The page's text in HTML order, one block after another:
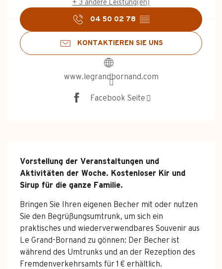
+ 3 andere Leistung(en)
04 50 02 78 ▒▒
KONTAKTIEREN SIE UNS
www.legrandbornand.com
Facebook Seite
Beschreibung
Vorstellung der Veranstaltungen und
Aktivitäten der Woche. Kostenloser Kir und
Sirup für die ganze Familie.
Bringen Sie Ihren eigenen Becher mit oder nutzen
Sie den Begrüßungsumtrunk, um sich ein
praktisches und wiederverwendbares Souvenir aus
Le Grand-Bornand zu gönnen: Der Becher ist
während des Umtrunks und an der Rezeption des
Fremdenverkehrsamts für 1 € erhältlich.